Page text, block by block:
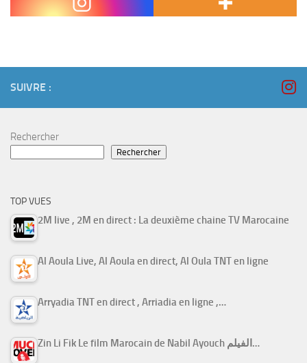
intellectuelles et morales et des...
SUIVRE :
Rechercher
Rechercher
TOP VUES
2M live , 2M en direct : La deuxième chaine TV Marocaine
Al Aoula Live, Al Aoula en direct, Al Oula TNT en ligne
Arryadia TNT en direct , Arriadia en ligne ,…
Zin Li Fik Le film Marocain de Nabil Ayouch الفيلم…